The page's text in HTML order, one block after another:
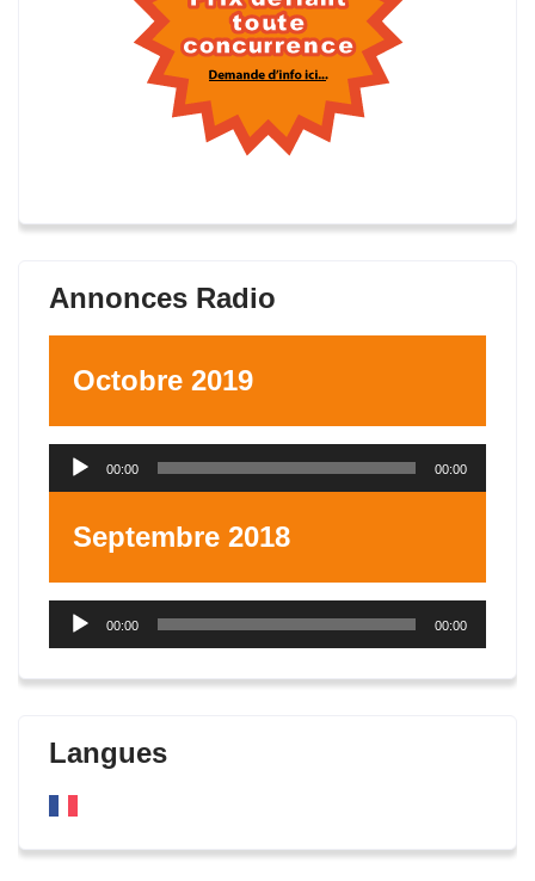
Annonces Radio
Octobre 2019
Lecteur
00:00 00:00
Septembre 2018
Lecteur
00:00 00:00
Langues